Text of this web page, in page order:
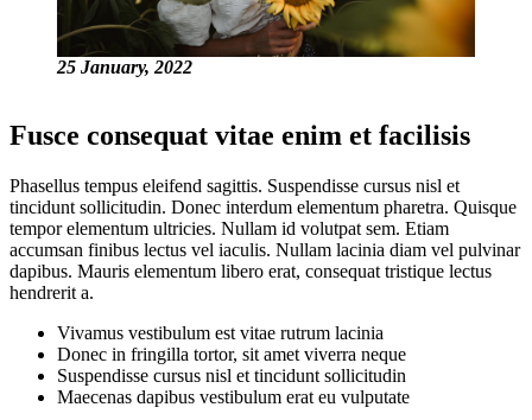
25 January, 2022
Fusce consequat vitae enim et facilisis
Phasellus tempus eleifend sagittis. Suspendisse cursus nisl et
tincidunt sollicitudin. Donec interdum elementum pharetra. Quisque
tempor elementum ultricies. Nullam id volutpat sem. Etiam
accumsan finibus lectus vel iaculis. Nullam lacinia diam vel pulvinar
dapibus. Mauris elementum libero erat, consequat tristique lectus
hendrerit a.
Vivamus vestibulum est vitae rutrum lacinia
Donec in fringilla tortor, sit amet viverra neque
Suspendisse cursus nisl et tincidunt sollicitudin
Maecenas dapibus vestibulum erat eu vulputate